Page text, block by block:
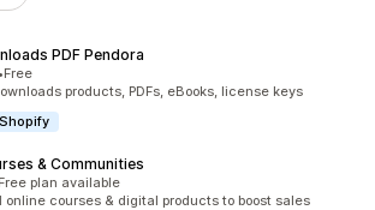
PDF Pendora
•Free
products, PDFs, eBooks, license keys
& Communities
Free plan available
online courses & digital products to boost sales